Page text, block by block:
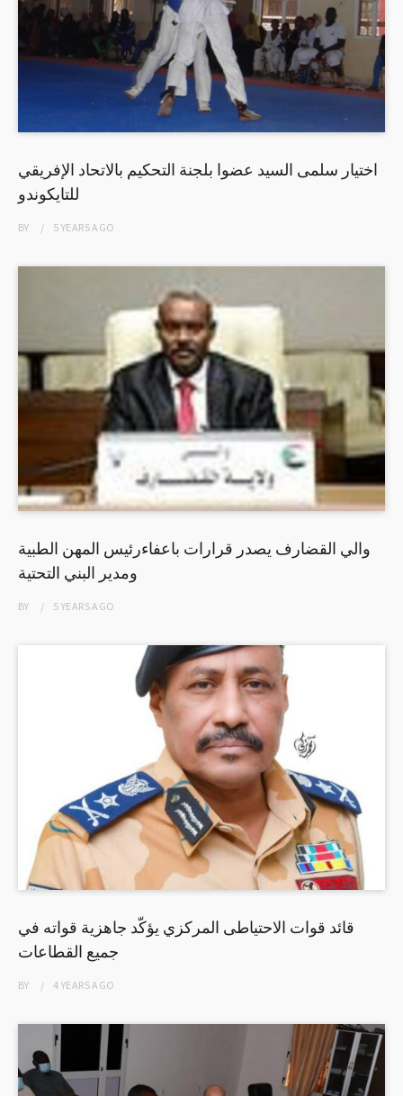
اختيار سلمى السيد عضوا بلجنة التحكيم بالاتحاد الإفريقي
للتايكوندو
BY 5 YEARSAGO
والي القضارف يصدر قرارات باعفاءرئيس المهن الطبية
ومدير البني التحتية
BY 5 YEARSAGO
قائد قوات الاحتياطى المركزي يؤكّد جاهزية قواته في
جميع القطاعات
BY 4 YEARSAGO